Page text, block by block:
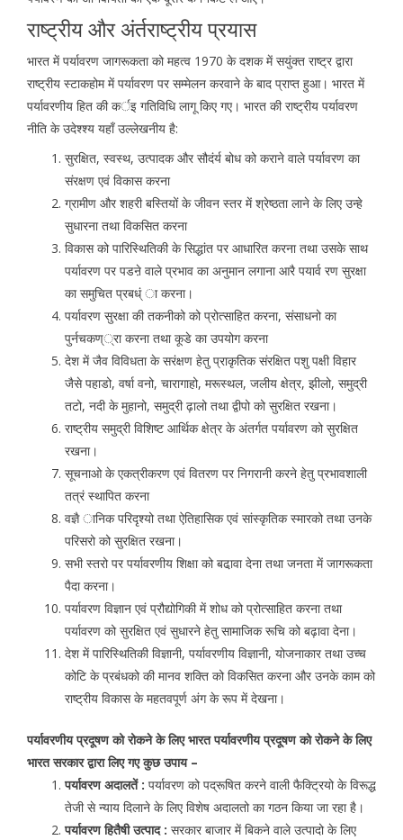
राष्ट्रीय और अंर्तराष्ट्रीय प्रयास
भारत में पर्यावरण जागरूकता को महत्व 1970 के दशक में सयुंक्त राष्ट्र द्वारा
राष्ट्रीय स्टाकहोम में पर्यावरण पर सम्मेलन करवाने के बाद प्राप्त हुआ। भारत में
पर्यावरणीय हित की कर्इ गतिविधि लागू किए गए। भारत की राष्ट्रीय पर्यावरण
नीति के उदेश्श्य यहाँ उल्लेखनीय है:
सुरक्षित, स्वस्थ, उत्पादक और सौदंर्य बोध को कराने वाले पर्यावरण का
संरक्षण एवं विकास करना
ग्रामीण और शहरी बस्तियों के जीवन स्तर में श्रेष्ठता लाने के लिए उन्हे
सुधारना तथा विकसित करना
विकास को पारिस्थितिकी के सिद्धांत पर आधारित करना तथा उसके साथ
पर्यावरण पर पडऩे वाले प्रभाव का अनुमान लगाना आरै पयार्व रण सुरक्षा
का समुचित प्रबध्ं ा करना।
पर्यावरण सुरक्षा की तकनीको को प्रोत्साहित करना, संसाधनो का
पुर्नचकण््रा करना तथा कूडे का उपयोग करना
देश में जैव विविधता के सरंक्षण हेतु प्राकृतिक संरक्षित पशु पक्षी विहार
जैसे पहाडो, वर्षा वनो, चारागाहो, मरूस्थल, जलीय क्षेत्र, झीलो, समुद्री
तटो, नदी के मुहानो, समुद्री ढ़ालो तथा द्वीपो को सुरक्षित रखना।
राष्ट्रीय समुद्री विशिष्ट आर्थिक क्षेत्र के अंतर्गत पर्यावरण को सुरक्षित
रखना।
सूचनाओ के एकत्रीकरण एवं वितरण पर निगरानी करने हेतु प्रभावशाली
तत्रं स्थापित करना
वज्ञै ानिक परिदृश्यो तथा ऐतिहासिक एवं सांस्कृतिक स्मारको तथा उनके
परिसरो को सुरक्षित रखना।
सभी स्तरो पर पर्यावरणीय शिक्षा को बढा़वा देना तथा जनता में जागरूकता
पैदा करना।
पर्यावरण विज्ञान एवं प्रौद्योगिकी में शोध को प्रोत्साहित करना तथा
पर्यावरण को सुरक्षित एवं सुधारने हेतु सामाजिक रूचि को बढ़ावा देना।
देश में पारिस्थितिकी विज्ञानी, पर्यावरणीय विज्ञानी, योजनाकार तथा उच्च
कोटि के प्रबंधको की मानव शक्ति को विकसित करना और उनके काम को
राष्ट्रीय विकास के महतवपूर्ण अंग के रूप में देखना।
पर्यावरणीय प्रदूषण को रोकने के लिए भारत पर्यावरणीय प्रदूषण को रोकने के लिए
भारत सरकार द्वारा लिए गए कुछ उपाय –
पर्यावरण अदालतें : पर्यावरण को पद्रूषित करने वाली फैक्ट्रियो के विरूद्ध
तेजी से न्याय दिलाने के लिए विशेष अदालतो का गठन किया जा रहा है।
पर्यावरण हितैषी उत्पाद : सरकार बाजार में बिकने वाले उत्पादो के लिए